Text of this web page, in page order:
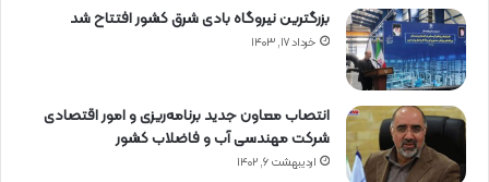
بزرگترین نیروگاه بادی شرق کشور افتتاح شد
خرداد ۱۷, ۱۴۰۳
انتصاب معاون جدید برنامه‌ریزی و امور اقتصادی
شرکت مهندسی آب و فاضلاب کشور
اردیبهشت ۶, ۱۴۰۲